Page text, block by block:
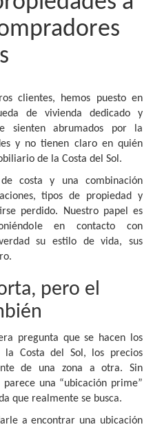
clientes, hemos puesto en
de vivienda dedicado y
sienten abrumados por la
y no tienen claro en quién
de la Costa del Sol.
costa y una combinación
tipos de propiedad y
perdido. Nuestro papel es
en contacto con
su estilo de vida, sus
pero el
pregunta que se hacen los
la Costa del Sol, los precios
de una zona a otra. Sin
una “ubicación prime”
que realmente se busca.
a encontrar una ubicación